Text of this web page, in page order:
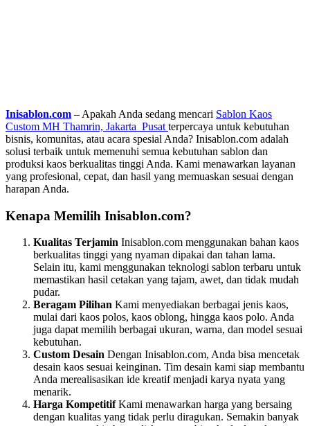
Inisablon.com – Apakah Anda sedang mencari Sablon Kaos
Custom MH Thamrin, Jakarta Pusat terpercaya untuk kebutuhan
bisnis, komunitas, atau acara spesial Anda? Inisablon.com adalah
solusi terbaik untuk memenuhi semua kebutuhan sablon dan
produksi kaos berkualitas tinggi Anda. Kami menawarkan layanan
yang profesional, cepat, dan hasil yang memuaskan sesuai dengan
harapan Anda.
Kenapa Memilih Inisablon.com?
Kualitas Terjamin Inisablon.com menggunakan bahan kaos
berkualitas tinggi yang nyaman dipakai dan tahan lama.
Selain itu, kami menggunakan teknologi sablon terbaru untuk
memastikan hasil cetakan yang tajam, awet, dan tidak mudah
pudar.
Beragam Pilihan Kami menyediakan berbagai jenis kaos,
mulai dari kaos polos, kaos oblong, hingga kaos polo. Anda
juga dapat memilih berbagai ukuran, warna, dan model sesuai
kebutuhan.
Custom Desain Dengan Inisablon.com, Anda bisa mencetak
desain kaos sesuai keinginan. Tim desain kami siap membantu
Anda merealisasikan ide kreatif menjadi karya nyata yang
menarik.
Harga KompetitifKami menawarkan harga yang bersaing
dengan kualitas yang tidak perlu diragukan. Semakin banyak